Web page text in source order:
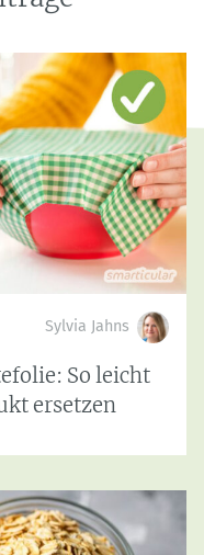
Sylvia Jahns
So leicht
ersetzen